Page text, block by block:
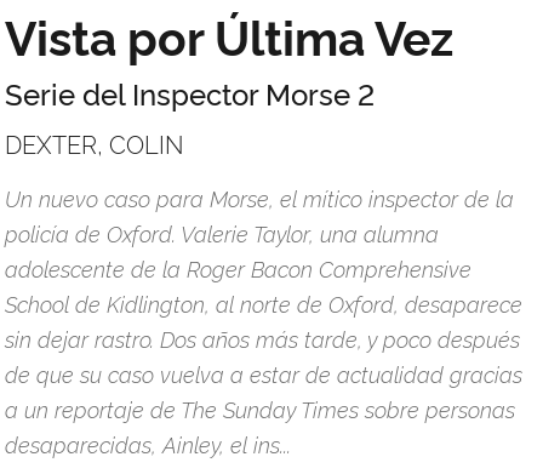
Vista por Última Vez
Serie del Inspector Morse 2
DEXTER, COLIN
Un nuevo caso para Morse, el mítico inspector de la
policía de Oxford. Valerie Taylor, una alumna
adolescente de la Roger Bacon Com­prehensive
School de Kidlington, al norte de Oxford, desaparece
sin dejar rastro. Dos años más tarde, y poco después
de que su caso vuelva a estar de actualidad gracias
a un reportaje de The Sunday Times sobre personas
desaparecidas, Ainley, el ins...